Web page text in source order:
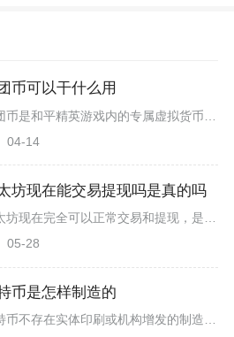
币可以干什么用
04-14
坊现在能交易提现吗是真的吗
05-28
币是怎样制造的
比特币不存在实体印刷或机构增发的制造方式，全部新币依托工作量证明挖矿机制生成，由全球分布式矿工通过区块记账产出，受底层代码规则约束总量封顶2100万枚，从创世区块诞生开始以逐年衰减的节奏持续发行，剩余未挖出币种会延续减半规则缓慢释放至2140年前后彻底停止新币铸造。很多新手容易混淆交易买入与币种制造的区别，市场流通的比特币一部分来自早期挖矿产出的存量筹码，另一部分是每隔约十分钟全网诞生新区块时，随区块奖励新鲜生成的代币，整套制造逻辑被写入比特币开源协议，全网全节点共同监督执行